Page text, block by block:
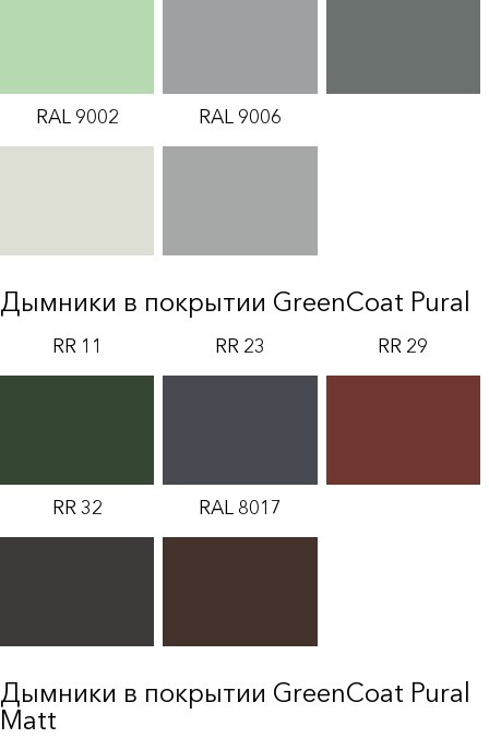
RAL 9002 RAL 9006
Дымники в покрытии GreenCoat Pural
RR 11 RR 23 RR 29
RR 32 RAL 8017
Дымники в покрытии GreenCoat Pural
Matt